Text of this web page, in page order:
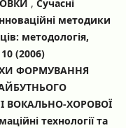
, Сучасні
методики
методологія,
(2006)
ФОРМУВАННЯ
ВОКАЛЬНО-ХОРОВОЇ
технології та